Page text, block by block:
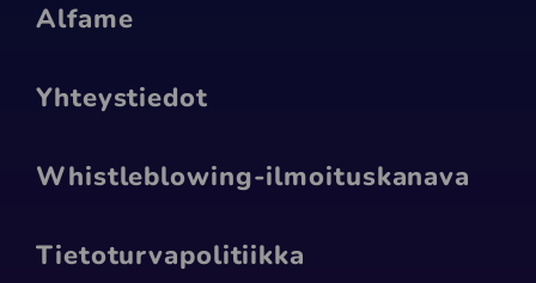
Alfame
Yhteystiedot
Whistleblowing-ilmoituskanava
Tietoturva­politiikka